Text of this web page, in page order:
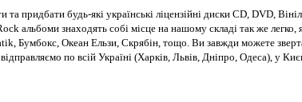
придбати будь-які українські ліцензійні диски CD, DVD,
альбоми знаходять собі місце на нашому складі так же
Бумбокс, Океан Ельзи, Скрябін, тощо. Ви завжди можете
по всій Україні (Харків, Львів, Дніпро, Одеса), у